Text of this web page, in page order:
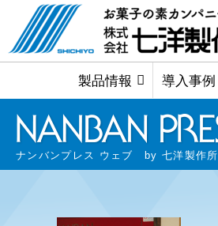
製品情報 導入事例
ナンバンプレス ウェブ by 七洋製作所